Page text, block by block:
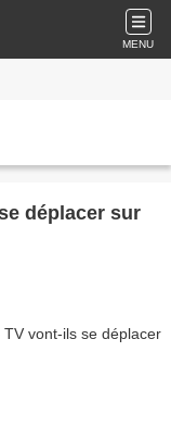
MENU
déplacer sur